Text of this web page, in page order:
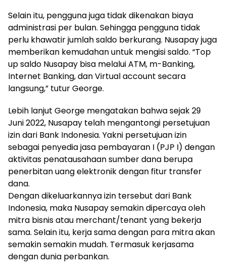
Selain itu, pengguna juga tidak dikenakan biaya
administrasi per bulan. Sehingga pengguna tidak
perlu khawatir jumlah saldo berkurang. Nusapay juga
memberikan kemudahan untuk mengisi saldo. “Top
up saldo Nusapay bisa melalui ATM, m-Banking,
Internet Banking, dan Virtual account secara
langsung,” tutur George.
Lebih lanjut George mengatakan bahwa sejak 29
Juni 2022, Nusapay telah mengantongi persetujuan
izin dari Bank Indonesia. Yakni persetujuan izin
sebagai penyedia jasa pembayaran I (PJP I) dengan
aktivitas penatausahaan sumber dana berupa
penerbitan uang elektronik dengan fitur transfer
dana.
Dengan dikeluarkannya izin tersebut dari Bank
Indonesia, maka Nusapay semakin dipercaya oleh
mitra bisnis atau merchant/tenant yang bekerja
sama. Selain itu, kerja sama dengan para mitra akan
semakin semakin mudah. Termasuk kerjasama
dengan dunia perbankan.